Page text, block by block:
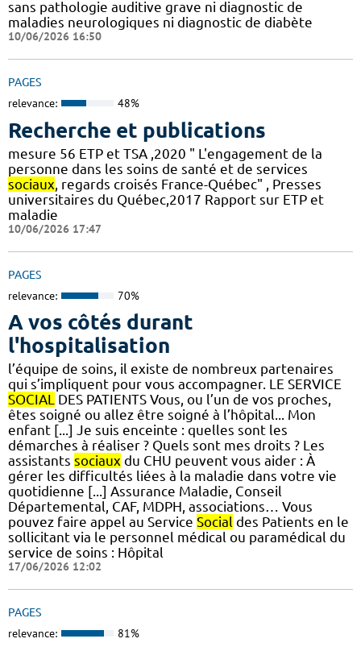
sans pathologie auditive grave ni diagnostic de
maladies neurologiques ni diagnostic de diabète
10/06/2026 16:50
PAGES
relevance: 48%
Recherche et publications
mesure 56 ETP et TSA ,2020 " L'engagement de la
personne dans les soins de santé et de services
sociaux, regards croisés France-Québec" , Presses
universitaires du Québec,2017 Rapport sur ETP et
maladie
10/06/2026 17:47
PAGES
relevance: 70%
A vos côtés durant
l'hospitalisation
l’équipe de soins, il existe de nombreux partenaires
qui s’impliquent pour vous accompagner. LE SERVICE
SOCIAL DES PATIENTS Vous, ou l’un de vos proches,
êtes soigné ou allez être soigné à l’hôpital... Mon
enfant [...] Je suis enceinte : quelles sont les
démarches à réaliser ? Quels sont mes droits ? Les
assistants sociaux du CHU peuvent vous aider : À
gérer les difficultés liées à la maladie dans votre vie
quotidienne [...] Assurance Maladie, Conseil
Départemental, CAF, MDPH, associations… Vous
pouvez faire appel au Service Social des Patients en le
sollicitant via le personnel médical ou paramédical du
service de soins : Hôpital
17/06/2026 12:02
PAGES
relevance: 81%